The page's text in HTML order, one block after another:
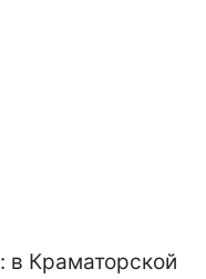
: в Краматорской